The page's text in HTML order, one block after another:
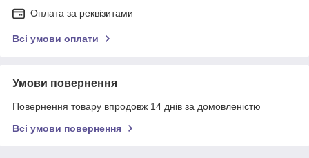
Оплата за реквізитами
Всі умови оплати
Умови повернення
Повернення товару впродовж 14 днів за домовленістю
Всі умови повернення